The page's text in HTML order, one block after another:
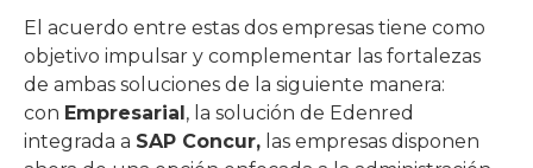
El acuerdo entre estas dos empresas tiene como
objetivo impulsar y complementar las fortalezas
de ambas soluciones de la siguiente manera:
con Empresarial, la solución de Edenred
integrada a SAP Concur, las empresas disponen